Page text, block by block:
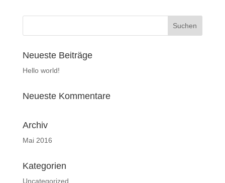
Neueste Beiträge
Hello world!
Neueste Kommentare
Archiv
Mai 2016
Kategorien
Uncategorized